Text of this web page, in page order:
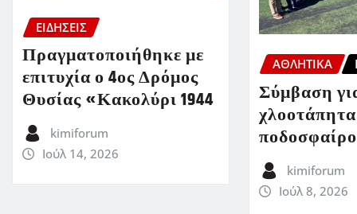
ΕΙΔΗΣΕΙΣ
Πραγματοποιήθηκε με
επιτυχία ο 4ος Δρόμος
Θυσίας «Κακολύρι 1944
kimiforum
Ιούλ 14, 2026
ΑΘΛΗΤΙΚΑ
Σύμβαση
kimiforum
Ιούλ 8, 2026